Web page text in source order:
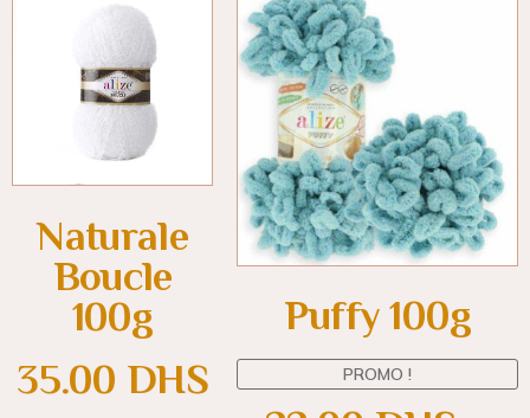
Naturale
Boucle
100g
35.00 DHS
Puffy 100g
PROMO !